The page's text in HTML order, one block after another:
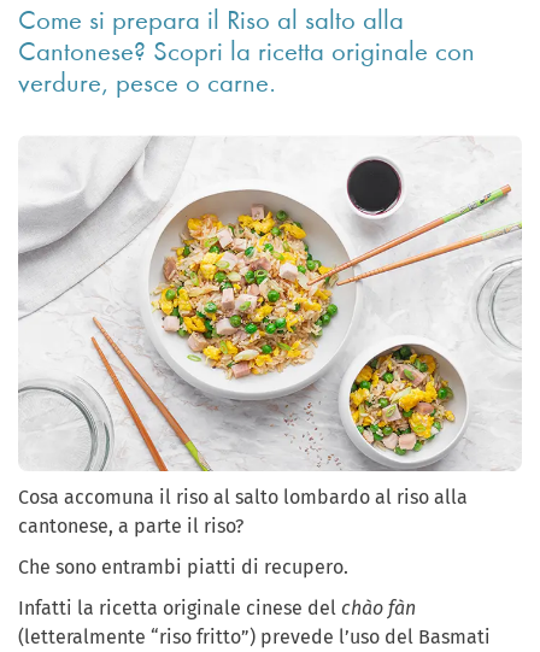
Come si prepara il Riso al salto alla
Cantonese? Scopri la ricetta originale con
verdure, pesce o carne.
Cosa accomuna il riso al salto lombardo al riso alla
cantonese, a parte il riso?
Che sono entrambi piatti di recupero.
Infatti la ricetta originale cinese del chào fàn
(letteralmente “riso fritto”) prevede l’uso del Basmati